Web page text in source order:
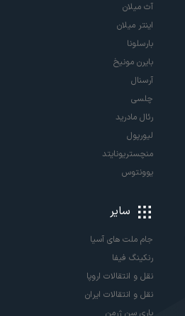
آث میلان
اینتر میلان
بارسلونا
بایرن مونیخ
آرسنال
چلسی
رئال مادرید
لیورپول
منچستریونایتد
یوونتوس
سایر
جام ملت های آسیا
رنکینگ فیفا
نقل و انتقالات اروپا
نقل و انتقالات ایران
پاری سن ژرمن